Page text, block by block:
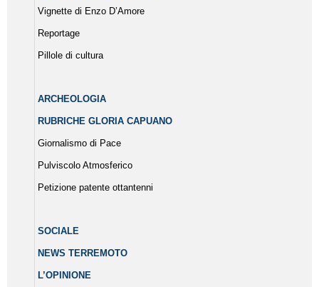
Vignette di Enzo D’Amore
Reportage
Pillole di cultura
ARCHEOLOGIA
RUBRICHE GLORIA CAPUANO
Giornalismo di Pace
Pulviscolo Atmosferico
Petizione patente ottantenni
SOCIALE
NEWS TERREMOTO
L’OPINIONE